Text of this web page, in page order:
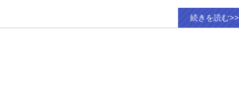
続きを読む>>